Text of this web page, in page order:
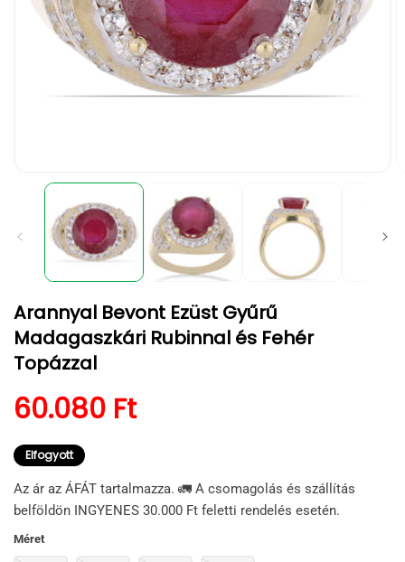
médiafájl
megnyitása
modális
párbeszédpanelen
Arannyal Bevont Ezüst Gyűrű
Madagaszkári Rubinnal és Fehér
Topázzal
Normál ár
60.080 Ft
Elfogyott
Az ár az ÁFÁT tartalmazza. 🚛 A csomagolás és szállítás
belföldön INGYENES 30.000 Ft feletti rendelés esetén.
Méret